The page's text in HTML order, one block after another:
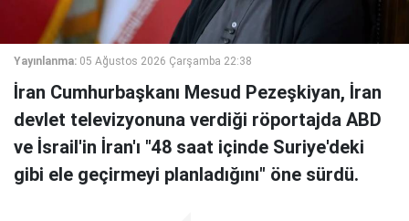
Yayınlanma: 05 Ağustos 2026 Çarşamba 22:38
İran Cumhurbaşkanı Mesud Pezeşkiyan, İran
devlet televizyonuna verdiği röportajda ABD
ve İsrail'in İran'ı "48 saat içinde Suriye'deki
gibi ele geçirmeyi planladığını" öne sürdü.